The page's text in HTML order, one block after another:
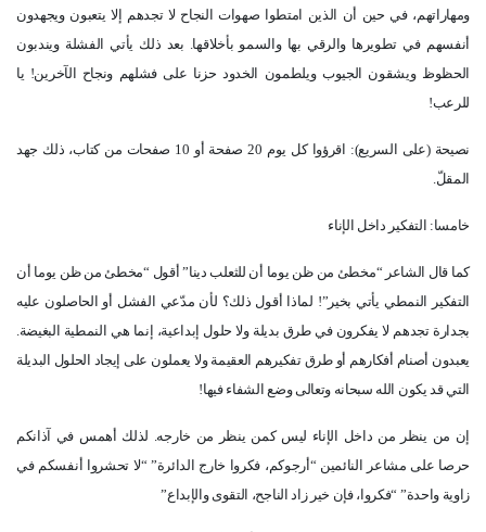
ومهاراتهم، في حين أن الذين امتطوا صهوات النجاح لا تجدهم إلا يتعبون ويجهدون
أنفسهم في تطويرها والرقي بها والسمو بأخلاقها. بعد ذلك يأتي الفشلة ويندبون
الحظوظ ويشقون الجيوب ويلطمون الخدود حزنا على فشلهم ونجاح الآخرين! يا
للرعب!
نصيحة (على السريع): اقرؤوا كل يوم 20 صفحة أو 10 صفحات من كتاب، ذلك جهد
المقلّ.
خامسا: التفكير داخل الإناء
كما قال الشاعر “مخطئ من ظن يوما أن للثعلب دينا” أقول “مخطئ من ظن يوما أن
التفكير النمطي يأتي بخير”! لماذا أقول ذلك؟ لأن مدّعي الفشل أو الحاصلون عليه
بجدارة تجدهم لا يفكرون في طرق بديلة ولا حلول إبداعية، إنما هي النمطية البغيضة.
يعبدون أصنام أفكارهم أو طرق تفكيرهم العقيمة ولا يعملون على إيجاد الحلول البديلة
التي قد يكون الله سبحانه وتعالى وضع الشفاء فيها!
إن من ينظر من داخل الإناء ليس كمن ينظر من خارجه. لذلك أهمس في آذانكم
حرصا على مشاعر النائمين “أرجوكم، فكروا خارج الدائرة” “لا تحشروا أنفسكم في
زاوية واحدة” “فكروا، فإن خير زاد الناجح، التقوى والإبداع”